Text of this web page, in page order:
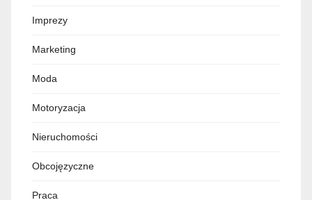
Imprezy
Marketing
Moda
Motoryzacja
Nieruchomości
Obcojęzyczne
Praca